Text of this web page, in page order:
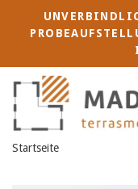
Startseite